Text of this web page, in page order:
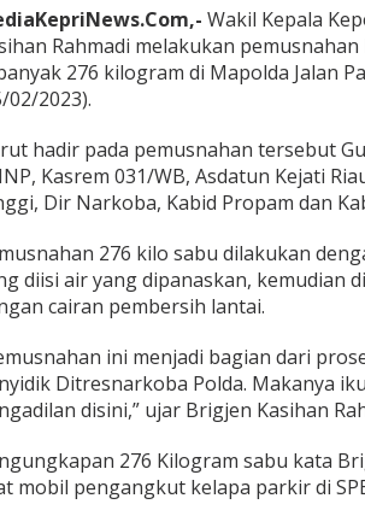
n
w
a
W
a
k
a
o
l
a
i
a
u
m
p
Wakil Kepala
Rahmadi melakukan
276 kilogram di Mapolda Jalan
02/2023).
hadir pada pemusnahan tersebut
Kasrem 031/WB, Asdatun Kejati
Dir Narkoba, Kabid Propam dan
276 kilo sabu dilakukan
diisi air yang dipanaskan, kemudian
cairan pembersih lantai.
ini menjadi bagian dari
Ditresnarkoba Polda. Makanya
disini,” ujar Brigjen Kasihan
276 Kilogram sabu kata
mobil pengangkut kelapa parkir di